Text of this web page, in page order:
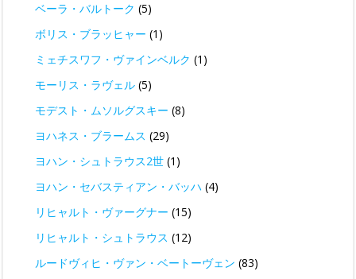
ベーラ・バルトーク (5)
ボリス・ブラッヒャー (1)
ミェチスワフ・ヴァインベルク (1)
モーリス・ラヴェル (5)
モデスト・ムソルグスキー (8)
ヨハネス・ブラームス (29)
ヨハン・シュトラウス2世 (1)
ヨハン・セバスティアン・バッハ (4)
リヒャルト・ヴァーグナー (15)
リヒャルト・シュトラウス (12)
ルードヴィヒ・ヴァン・ベートーヴェン (83)